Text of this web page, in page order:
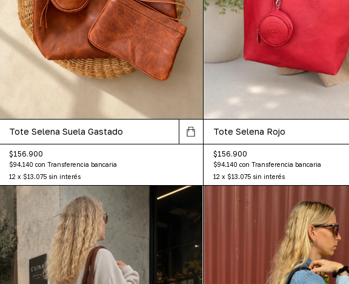
Tote Selena Suela Gastado
$156.900
$94.140 con Transferencia bancaria
12 x $13.075 sin interés
Tote Selena Rojo
$156.900
$94.140 con Transferencia bancaria
12 x $13.075 sin interés